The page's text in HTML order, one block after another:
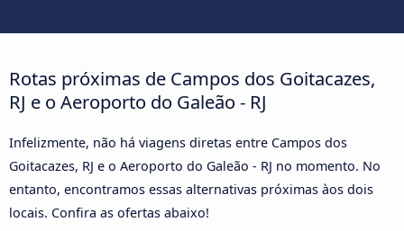
Rotas próximas de Campos dos Goitacazes,
RJ e o Aeroporto do Galeão - RJ
Infelizmente, não há viagens diretas entre Campos dos
Goitacazes, RJ e o Aeroporto do Galeão - RJ no momento. No
entanto, encontramos essas alternativas próximas àos dois
locais. Confira as ofertas abaixo!